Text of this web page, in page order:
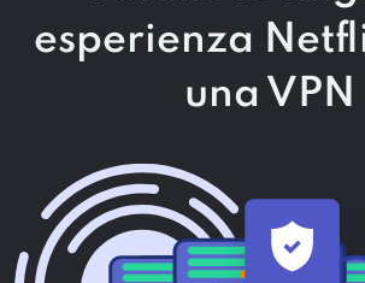
esperienza
una VPN